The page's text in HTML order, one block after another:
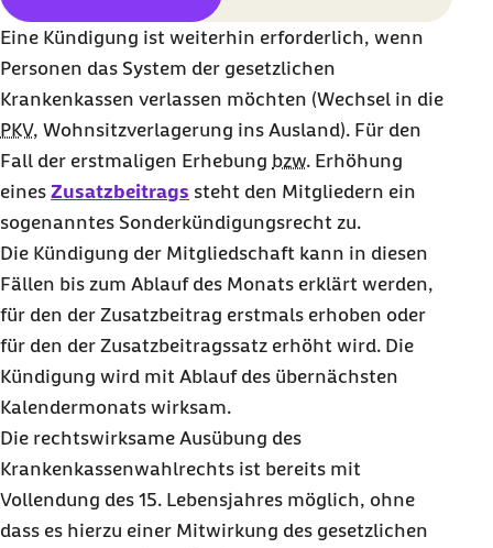
Eine Kündigung ist weiterhin erforderlich, wenn
Personen das System der gesetzlichen
Krankenkassen verlassen möchten (Wechsel in die
PKV, Wohnsitzverlagerung ins Ausland). Für den
Fall der erstmaligen Erhebung bzw. Erhöhung
eines Zusatzbeitrags steht den Mitgliedern ein
sogenanntes Sonderkündigungsrecht zu.
Die Kündigung der Mitgliedschaft kann in diesen
Fällen bis zum Ablauf des Monats erklärt werden,
für den der Zusatzbeitrag erstmals erhoben oder
für den der Zusatzbeitragssatz erhöht wird. Die
Kündigung wird mit Ablauf des übernächsten
Kalendermonats wirksam.
Die rechtswirksame Ausübung des
Krankenkassenwahlrechts ist bereits mit
Vollendung des 15. Lebensjahres möglich, ohne
dass es hierzu einer Mitwirkung des gesetzlichen